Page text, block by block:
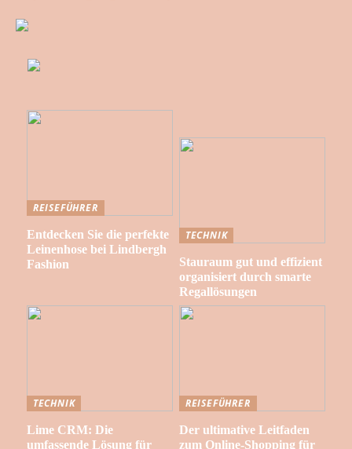
REISEFÜHRER
Entdecken Sie die perfekte
Leinenhose bei Lindbergh
Fashion
TECHNIK
Stauraum gut und effizient
organisiert durch smarte
Regallösungen
TECHNIK
Lime CRM: Die
umfassende Lösung für
REISEFÜHRER
Der ultimative Leitfaden
zum Online-Shopping für